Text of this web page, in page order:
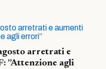
arretrati e
”Attenzione agli